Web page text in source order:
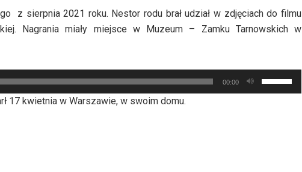
z sierpnia 2021 roku. Nestor rodu brał udział w zdjęciach do filmu
Nagrania miały miejsce w Muzeum – Zamku Tarnowskich w
00:00
strzałek
17 kwietnia w Warszawie, w swoim domu.